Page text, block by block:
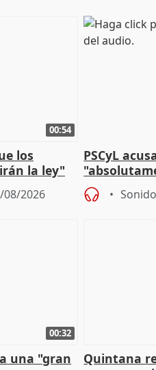
00:54
los
la ley"
08/2026
PSCyL
problemas
00:32
una "gran
Quintana